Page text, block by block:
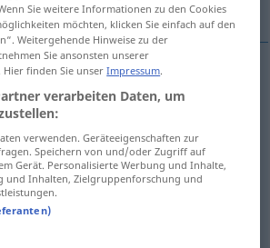
lavette
Sie weitere Informationen zu den Cookies
möchten, klicken Sie einfach auf den
Weitergehende Hinweise zu der
Sie ansonsten unserer
. Hier finden Sie unserImpressum.
verarbeiten Daten, um
verwenden. Geräteeigenschaften zur
Speichern von und/oder Zugriff auf
Gerät. Personalisierte Werbung und Inhalte,
und Inhalten, Zielgruppenforschung und